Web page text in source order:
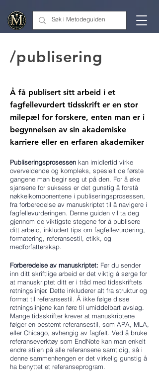
/publisering
Å få publisert sitt arbeid i et
fagfellevurdert tidsskrift er en stor
milepæl for forskere, enten man er i
begynnelsen av sin akademiske
karriere eller en erfaren akademiker
Publiseringsprosessen kan imidlertid virke
overveldende og kompleks, spesielt de første
gangene man begir seg ut på den. For å øke
sjansene for suksess er det gunstig å forstå
nøkkelkomponentene i publiseringsprosessen,
fra forberedelse av manuskriptet til å navigere i
fagfellevurderingen. Denne guiden vil ta deg
gjennom de viktigste stegene for å publisere
ditt arbeid, inkludert tips om fagfellevurdering,
formatering, referansestil, etikk, og
medforfatterskap.
Forberedelse av manuskriptet: Før du sender
inn ditt skriftlige arbeid er det viktig å sørge for
at manuskriptet ditt er i tråd med tidsskriftets
retningslinjer. Dette inkluderer alt fra struktur og
format til referansestil. Å ikke følge disse
retningslinjene kan føre til umiddelbart avslag.
Mange tidsskrifter krever at manuskriptene
følger en bestemt referansestil, som APA, MLA,
eller Chicago, avhengig av fagfelt. Ved å bruke
referanseverktøy som EndNote kan man enkelt
endre stilen på alle referansene samtidig, så i
denne sammenhengen er det virkelig gunstig å
ha benyttet et referanseprogram.